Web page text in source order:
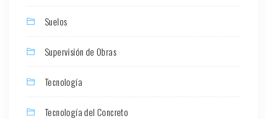
Suelos
Supervisión de Obras
Tecnología
Tecnología del Concreto